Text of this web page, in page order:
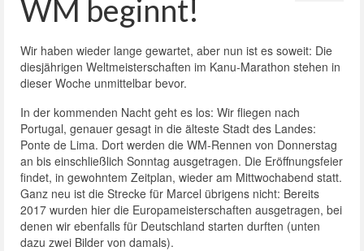
WM beginnt!
Wir haben wieder lange gewartet, aber nun ist es soweit: Die
diesjährigen Weltmeisterschaften im Kanu-Marathon stehen in
dieser Woche unmittelbar bevor.
In der kommenden Nacht geht es los: Wir fliegen nach
Portugal, genauer gesagt in die älteste Stadt des Landes:
Ponte de Lima. Dort werden die WM-Rennen von Donnerstag
an bis einschließlich Sonntag ausgetragen. Die Eröffnungsfeier
findet, in gewohntem Zeitplan, wieder am Mittwochabend statt.
Ganz neu ist die Strecke für Marcel übrigens nicht: Bereits
2017 wurden hier die Europameisterschaften ausgetragen, bei
denen wir ebenfalls für Deutschland starten durften (unten
dazu zwei Bilder von damals).